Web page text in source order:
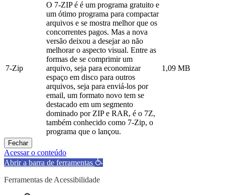
7-Zip
O 7-ZIP é é um programa gratuito e
um ótimo programa para compactar
arquivos e se mostra melhor que os
concorrentes pagos. Mas a nova
versão deixou a desejar ao não
melhorar o aspecto visual. Entre as
formas de se comprimir um
arquivo, seja para economizar
espaço em disco para outros
arquivos, seja para enviá-los por
email, um formato novo tem se
destacado em um segmento
dominado por ZIP e RAR, é o 7Z,
também conhecido como 7-Zip, o
programa que o lançou.
1,09 MB
Fechar
Acessar o conteúdo
Abrir a barra de ferramentas
Ferramentas de Acessibilidade